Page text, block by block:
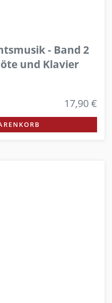
- Band 2
und Klavier
17,90 €